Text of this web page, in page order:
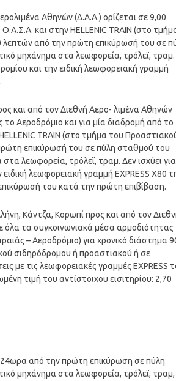
Αθηνών (Δ.Α.Α.) ορίζεται σε 9,00
και στην HELLENIC TRAIN (στο
λεπτών από την πρώτη επικύρωσή του σε
μηχάνημα στα λεωφορεία, τρόλεϊ, τραμ.
και την ειδική λεωφορειακή γραμμή
και από τον Διεθνή Αερο- λιμένα Αθηνών
το Αεροδρόμιο και για μία διαδρομή από το
TRAIN (στο τμήμα του
επικύρωσή του σε πύλη σταθμού του
λεωφορεία, τρόλεϊ, τραμ. Δεν ισχύει για
λεωφορειακή γραμμή EXPRESS Χ80
του κατά την πρώτη επιβίβαση.
Κάντζα, Κορωπί προς και από τον
όλα τα συγκοινωνιακά μέσα αρμοδιότητας
– Αεροδρόμιο) για χρονικό διάστημα
σιδηρόδρομου ή προαστιακού ή σε
με τις λεωφορειακές γραμμές EXPRESS
τιμή του αντίστοιχου εισιτηρίου: 2,70
24ωρα από την πρώτη επικύρωση σε πύλη
μηχάνημα στα λεωφορεία, τρόλεϊ,